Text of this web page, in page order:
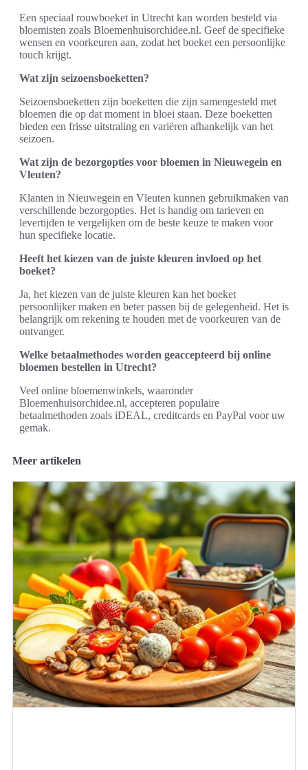
Een speciaal rouwboeket in Utrecht kan worden besteld via
bloemisten zoals Bloemenhuisorchidee.nl. Geef de specifieke
wensen en voorkeuren aan, zodat het boeket een persoonlijke
touch krijgt.
Wat zijn seizoensboeketten?
Seizoensboeketten zijn boeketten die zijn samengesteld met
bloemen die op dat moment in bloei staan. Deze boeketten
bieden een frisse uitstraling en variëren afhankelijk van het
seizoen.
Wat zijn de bezorgopties voor bloemen in Nieuwegein en
Vleuten?
Klanten in Nieuwegein en Vleuten kunnen gebruikmaken van
verschillende bezorgopties. Het is handig om tarieven en
levertijden te vergelijken om de beste keuze te maken voor
hun specifieke locatie.
Heeft het kiezen van de juiste kleuren invloed op het
boeket?
Ja, het kiezen van de juiste kleuren kan het boeket
persoonlijker maken en beter passen bij de gelegenheid. Het is
belangrijk om rekening te houden met de voorkeuren van de
ontvanger.
Welke betaalmethodes worden geaccepteerd bij online
bloemen bestellen in Utrecht?
Veel online bloemenwinkels, waaronder
Bloemenhuisorchidee.nl, accepteren populaire
betaalmethoden zoals iDEAL, creditcards en PayPal voor uw
gemak.
Meer artikelen